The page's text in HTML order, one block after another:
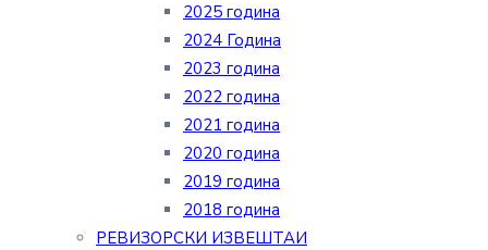
2025 година
2024 Година
2023 година
2022 година
2021 година
2020 година
2019 година
2018 година
РЕВИЗОРСКИ ИЗВЕШТАИ